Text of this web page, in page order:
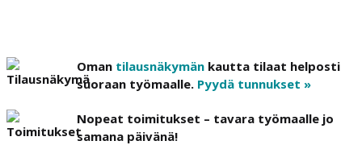
Oman tilausnäkymän kautta tilaat helposti
suoraan työmaalle. Pyydä tunnukset »
Nopeat toimitukset – tavara työmaalle jo
samana päivänä!